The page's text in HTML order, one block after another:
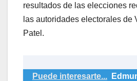
resultados de las elecciones
las autoridades electorales de
Patel.
Puede interesarte...